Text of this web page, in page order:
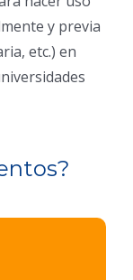
y previa
etc.) en